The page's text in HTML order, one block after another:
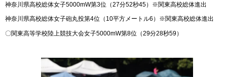
神奈川県高校総体女子5000mW第3位（27分52秒45）※関東高校総体進出
神奈川県高校総体女子砲丸投第4位（10平方メートル6）※関東高校総体進出
〇関東高等学校陸上競技大会女子5000mW第8位（29分28秒59）